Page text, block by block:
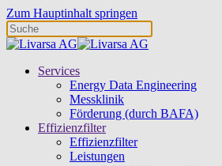
Zum Hauptinhalt springen
Services
Energy Data Engineering
Messklinik
Förderung (durch BAFA)
Effizienzfilter
Effizienzfilter
Leistungen